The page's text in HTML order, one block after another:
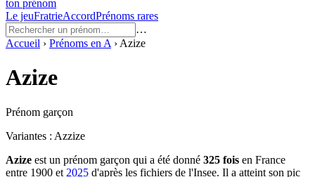
ton prénom
Le jeuFratrieAccordPrénoms rares
…
Accueil › Prénoms en A › Azize
Azize
Prénom garçon
Variantes : Azzize
Azize est un prénom garçon qui a été donné 325 fois en France
entre 1900 et 2025 d'après les fichiers de l'Insee. Il a atteint son pic